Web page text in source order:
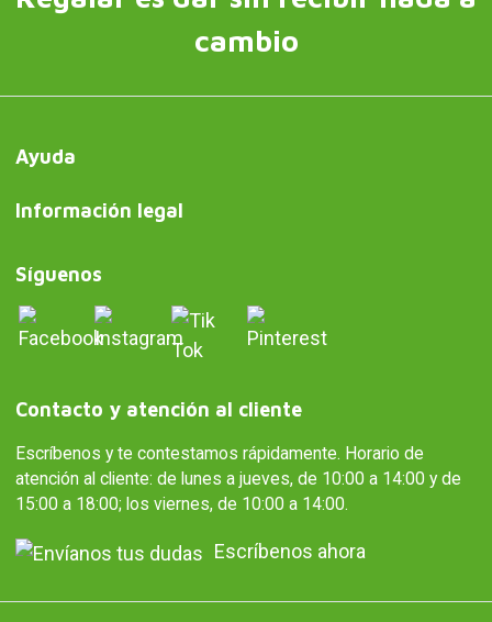
cambio
Ayuda
Información legal
Síguenos
Contacto y atención al cliente
Escríbenos y te contestamos rápidamente. Horario de
atención al cliente: de lunes a jueves, de 10:00 a 14:00 y de
15:00 a 18:00; los viernes, de 10:00 a 14:00.
Escríbenos ahora